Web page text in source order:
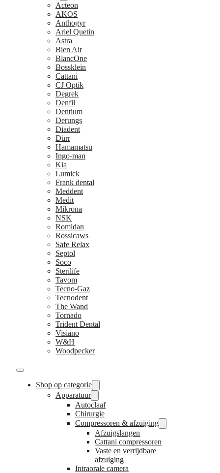
Acteon
AKOS
Anthogyr
Ariel Quetin
Astra
Bien Air
BlancOne
Bossklein
Cattani
CJ Optik
Degrek
Denfil
Dentium
Derungs
Diadent
Dürr
Hamamatsu
Ingo-man
Kia
Lumick
Frank dental
Meddent
Medit
Mikrona
NSK
Romidan
Rossicaws
Safe Relax
Septol
Soco
Sterilife
Tavom
Tecno-Gaz
Tecnodent
The Wand
Tornado
Trident Dental
Visiano
W&H
Woodpecker
Shop op categorie
Apparatuur
Autoclaaf
Chirurgie
Compressoren & afzuiging
Afzuigslangen
Cattani compressoren
Vaste en verrijdbare
afzuiging
Intraorale camera